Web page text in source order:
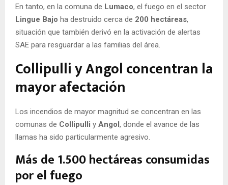
En tanto, en la comuna de Lumaco, el fuego en el sector
Lingue Bajo ha destruido cerca de 200 hectáreas,
situación que también derivó en la activación de alertas
SAE para resguardar a las familias del área.
Collipulli y Angol concentran la
mayor afectación
Los incendios de mayor magnitud se concentran en las
comunas de Collipulli y Angol , donde el avance de las
llamas ha sido particularmente agresivo.
Más de 1.500 hectáreas consumidas
por el fuego